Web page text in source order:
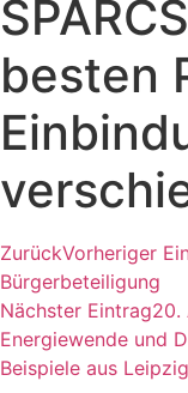
besten
ZurückVorheriger
Bürgerbeteiligung
Nächster Eintrag20.
Energiewende und
Beispiele aus Leipzig